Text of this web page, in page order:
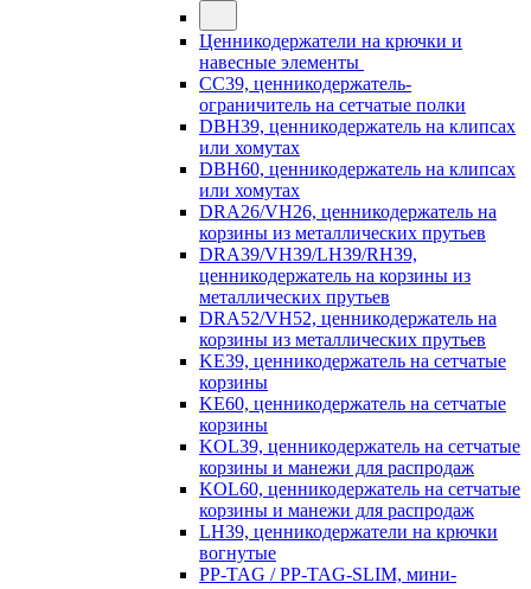
Ценникодержатели на крючки и
навесные элементы
CC39, ценникодержатель-
ограничитель на сетчатые полки
DBH39, ценникодержатель на клипсах
или хомутах
DBH60, ценникодержатель на клипсах
или хомутах
DRA26/VH26, ценникодержатель на
корзины из металлических прутьев
DRA39/VH39/LH39/RH39,
ценникодержатель на корзины из
металлических прутьев
DRA52/VH52, ценникодержатель на
корзины из металлических прутьев
KE39, ценникодержатель на сетчатые
корзины
KE60, ценникодержатель на сетчатые
корзины
KOL39, ценникодержатель на сетчатые
корзины и манежи для распродаж
KOL60, ценникодержатель на сетчатые
корзины и манежи для распродаж
LH39, ценникодержатели на крючки
вогнутые
PP-TAG / PP-TAG-SLIM, мини-